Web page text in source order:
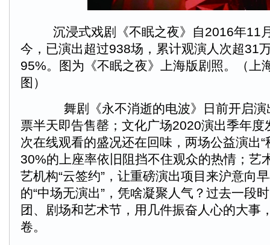
沉浸式戏剧《不眠之夜》自2016年11
今，已演出超过938场，累计观演人次超31
95%。图为《不眠之夜》上海版剧照。（上
图）
舞剧《永不消逝的电波》日前开启演
票半天即告售罄；文化广场2020演出季年度
次在线观看的盛况还在回味，两场公益演出“
30%的上座率依旧阻挡不住观众的热情；艺
艺机构“云签约”，让重磅演出项目来沪意向
的“中场无演出”，凭啥凝聚人气？过去一段
团、剧场和艺术节，用几件振奋人心的大事
卷。